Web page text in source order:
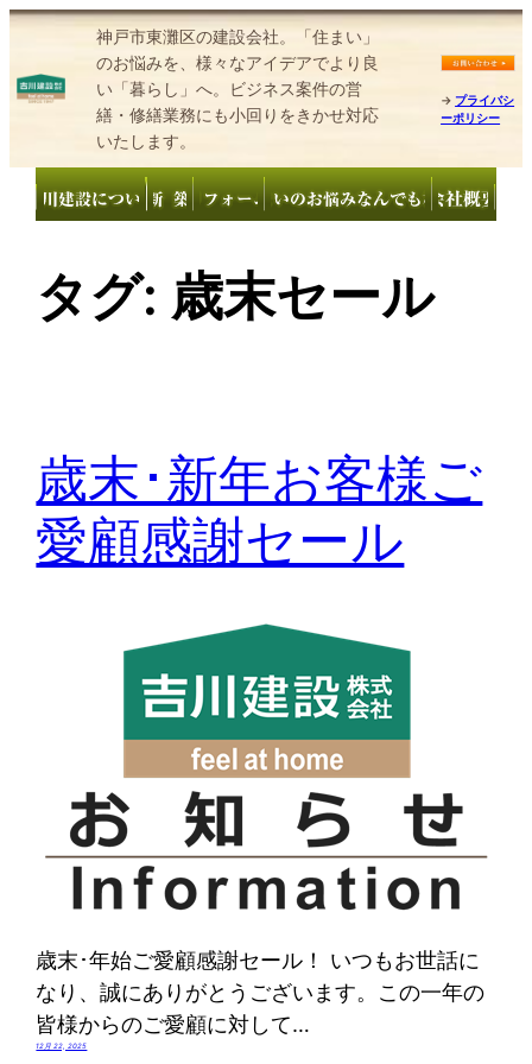
内
を
神戸市東灘区の建設会社。「住まい」
のお悩みを、様々なアイデアでより良
い「暮らし」へ。ビジネス案件の営
繕・修繕業務にも小回りをきかせ対応
いたします。
→ プライバシ
ーポリシー
タグ: 歳末セール
歳末･新年お客様ご
愛顧感謝セール
歳末･年始ご愛顧感謝セール！ いつもお世話に
なり、誠にありがとうございます。この一年の
皆様からのご愛顧に対して…
12月 22, 2025